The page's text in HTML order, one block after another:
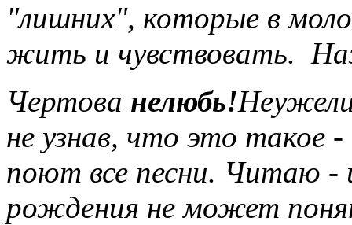
"лишних", которые в
жить и чувствовать.
Чертова нелюбь!
не узнав, что это такое
поют все песни. Читаю -
рождения не может